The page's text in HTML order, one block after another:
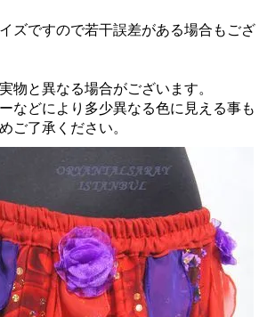
ズですので若干誤差がある場合もござ
物と異なる場合がございます。
などにより多少異なる色に見える事も
ご了承ください。